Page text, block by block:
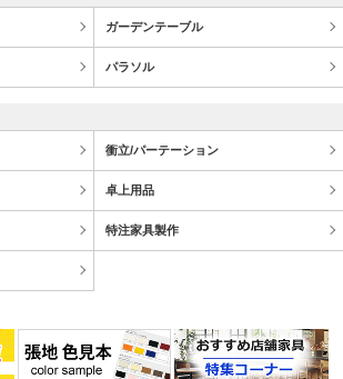
ガーデンテーブル
パラソル
衝立/パーテーション
卓上用品
特注家具製作